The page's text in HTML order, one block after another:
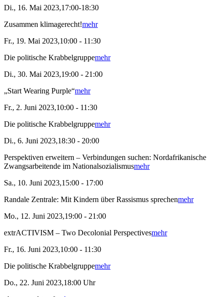
Di., 16. Mai 2023,17:00-18:30
Zusammen klimagerecht!mehr
Fr., 19. Mai 2023,10:00 - 11:30
Die politische Krabbelgruppemehr
Di., 30. Mai 2023,19:00 - 21:00
„Start Wearing Purple“mehr
Fr., 2. Juni 2023,10:00 - 11:30
Die politische Krabbelgruppemehr
Di., 6. Juni 2023,18:30 - 20:00
Perspektiven erweitern – Verbindungen suchen: Nordafrikanische
Zwangsarbeitende im Nationalsozialismusmehr
Sa., 10. Juni 2023,15:00 - 17:00
Randale Zentrale: Mit Kindern über Rassismus sprechenmehr
Mo., 12. Juni 2023,19:00 - 21:00
extrACTIVISM – Two Decolonial Perspectivesmehr
Fr., 16. Juni 2023,10:00 - 11:30
Die politische Krabbelgruppemehr
Do., 22. Juni 2023,18:00 Uhr